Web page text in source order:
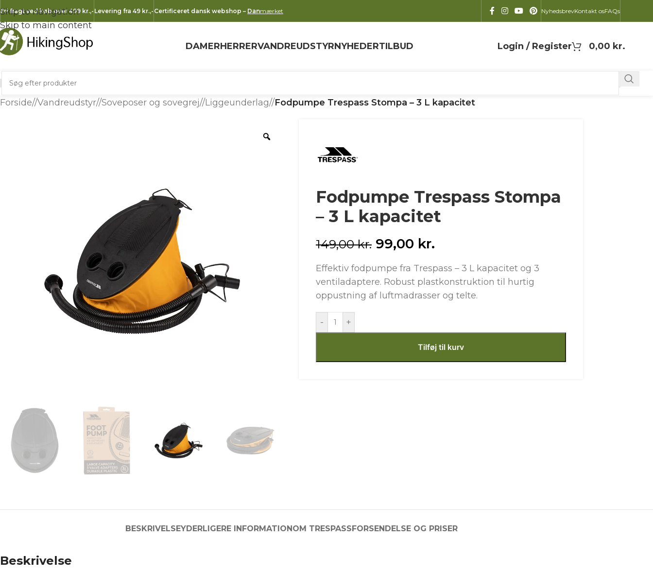
Skip to navigation
Skip to main content
Fri fragt ved køb over 499 kr.,- Levering fra 49 kr.,- Certificeret dansk webshop – Danmærket NyhedsbrevKontakt osFAQs
DAMERHERRERVANDREUDSTYRNYHEDERTILBUD Login / Register 0,00 kr.
Forside/ Vandreudstyr/ Soveposer og sovegrej/ Liggeunderlag/ Fodpumpe Trespass Stompa – 3 L kapacitet
Fodpumpe Trespass Stompa
– 3 L kapacitet
149,00kr. 99,00 kr.
Effektiv fodpumpe fra Trespass – 3 L kapacitet og 3
ventiladaptere. Robust plastkonstruktion til hurtig
oppustning af luftmadrasser og telte.
- +
Tilføj til kurv
BESKRIVELSEYDERLIGERE INFORMATIONOM TRESPASSFORSENDELSE OG PRISER
Beskrivelse